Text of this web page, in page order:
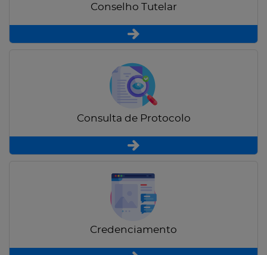
Conselho Tutelar
Consulta de Protocolo
Credenciamento